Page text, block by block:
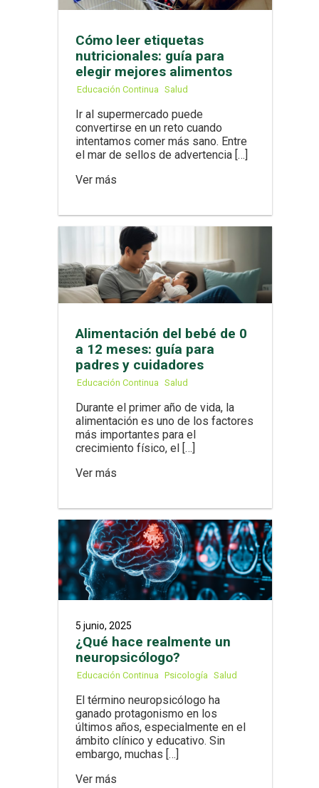
Cómo leer etiquetas
nutricionales: guía para
elegir mejores alimentos
Educación Continua Salud
Ir al supermercado puede
convertirse en un reto cuando
intentamos comer más sano. Entre
el mar de sellos de advertencia […]
Ver más
Alimentación del bebé de 0
a 12 meses: guía para
padres y cuidadores
Educación Continua Salud
Durante el primer año de vida, la
alimentación es uno de los factores
más importantes para el
crecimiento físico, el […]
Ver más
5 junio, 2025
¿Qué hace realmente un
neuropsicólogo?
Educación Continua Psicología Salud
El término neuropsicólogo ha
ganado protagonismo en los
últimos años, especialmente en el
ámbito clínico y educativo. Sin
embargo, muchas […]
Ver más